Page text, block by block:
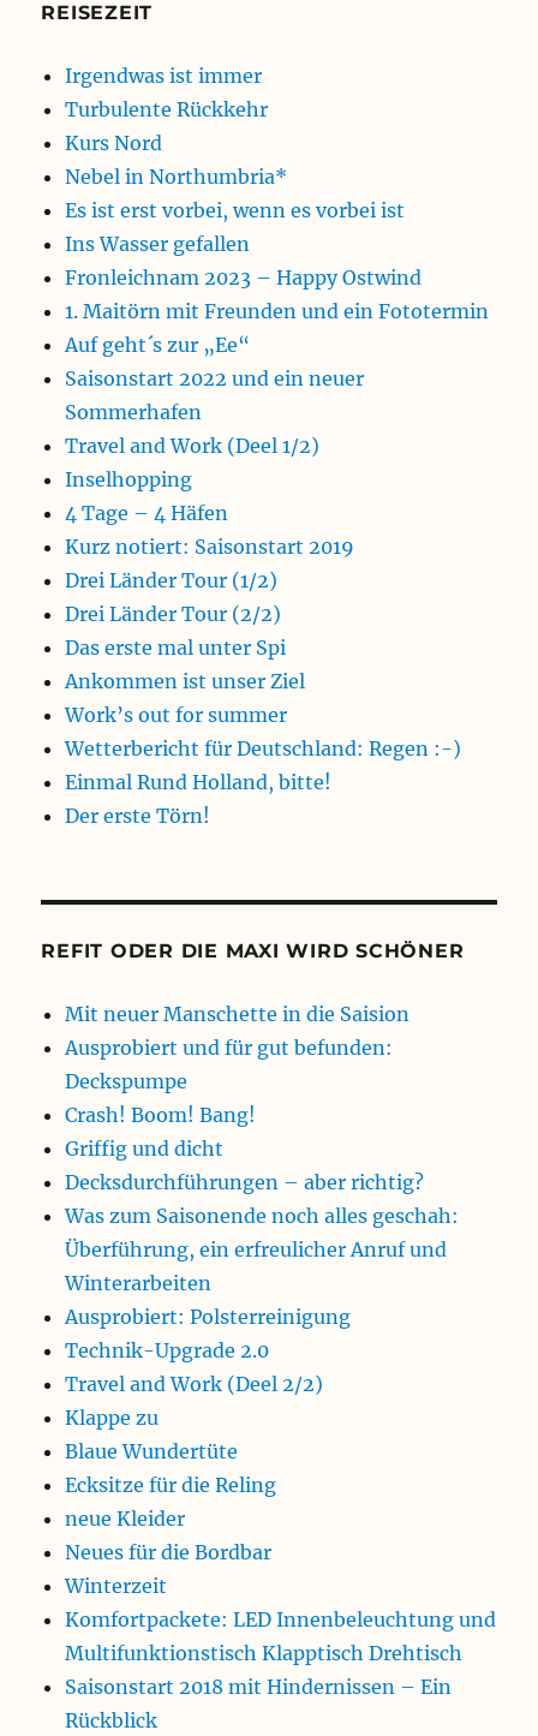
REISEZEIT
Irgendwas ist immer
Turbulente Rückkehr
Kurs Nord
Nebel in Northumbria*
Es ist erst vorbei, wenn es vorbei ist
Ins Wasser gefallen
Fronleichnam 2023 – Happy Ostwind
1. Maitörn mit Freunden und ein Fototermin
Auf geht´s zur „Ee“
Saisonstart 2022 und ein neuer
Sommerhafen
Travel and Work (Deel 1/2)
Inselhopping
4 Tage – 4 Häfen
Kurz notiert: Saisonstart 2019
Drei Länder Tour (1/2)
Drei Länder Tour (2/2)
Das erste mal unter Spi
Ankommen ist unser Ziel
Work’s out for summer
Wetterbericht für Deutschland: Regen :-)
Einmal Rund Holland, bitte!
Der erste Törn!
REFIT ODER DIE MAXI WIRD SCHÖNER
Mit neuer Manschette in die Saision
Ausprobiert und für gut befunden:
Deckspumpe
Crash! Boom! Bang!
Griffig und dicht
Decksdurchführungen – aber richtig?
Was zum Saisonende noch alles geschah:
Überführung, ein erfreulicher Anruf und
Winterarbeiten
Ausprobiert: Polsterreinigung
Technik-Upgrade 2.0
Travel and Work (Deel 2/2)
Klappe zu
Blaue Wundertüte
Ecksitze für die Reling
neue Kleider
Neues für die Bordbar
Winterzeit
Komfortpackete: LED Innenbeleuchtung und
Multifunktionstisch Klapptisch Drehtisch
Saisonstart 2018 mit Hindernissen – Ein
Rückblick